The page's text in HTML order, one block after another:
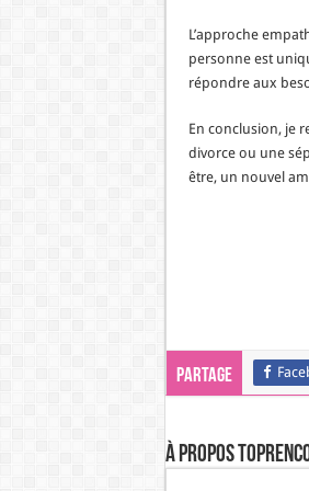
L’approche
personne est
répondre aux
En conclusion, je
divorce ou une
être, un nouvel
Partage
À propos